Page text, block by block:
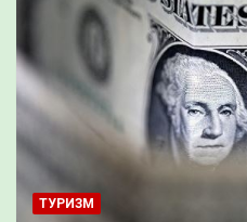
ТУРИЗМ